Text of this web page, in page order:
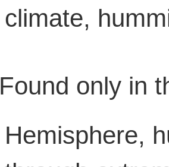
climate,
Found only in
Hemisphere,